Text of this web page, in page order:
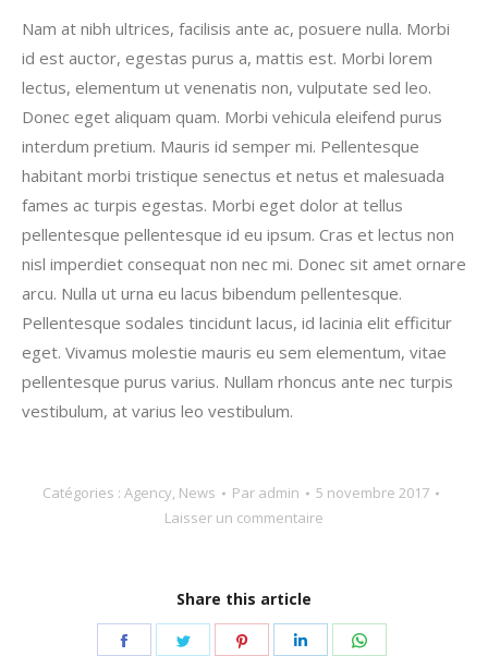
Nam at nibh ultrices, facilisis ante ac, posuere nulla. Morbi
id est auctor, egestas purus a, mattis est. Morbi lorem
lectus, elementum ut venenatis non, vulputate sed leo.
Donec eget aliquam quam. Morbi vehicula eleifend purus
interdum pretium. Mauris id semper mi. Pellentesque
habitant morbi tristique senectus et netus et malesuada
fames ac turpis egestas. Morbi eget dolor at tellus
pellentesque pellentesque id eu ipsum. Cras et lectus non
nisl imperdiet consequat non nec mi. Donec sit amet ornare
arcu. Nulla ut urna eu lacus bibendum pellentesque.
Pellentesque sodales tincidunt lacus, id lacinia elit efficitur
eget. Vivamus molestie mauris eu sem elementum, vitae
pellentesque purus varius. Nullam rhoncus ante nec turpis
vestibulum, at varius leo vestibulum.
Catégories : Agency, News Par admin
5 novembre 2017
Laisser un commentaire
Share this article
Partager Partager Partager Partager